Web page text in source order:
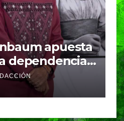
apuesta
dependencia
fracking